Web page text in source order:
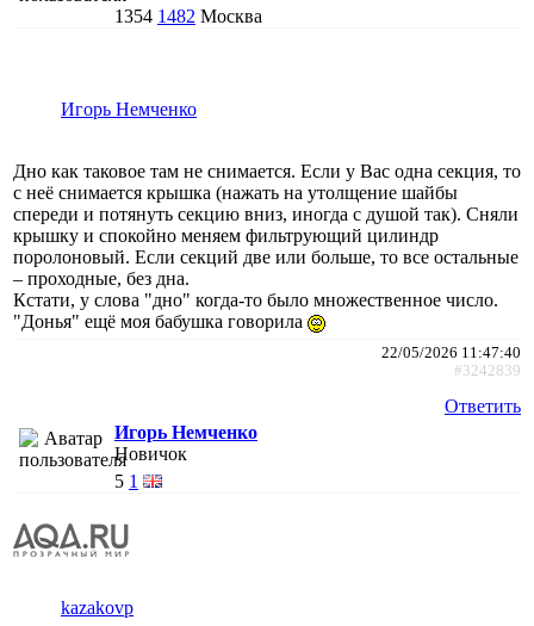
1354 1482 Москва
Игорь Немченко
Дно как таковое там не снимается. Если у Вас одна секция, то
с неё снимается крышка (нажать на утолщение шайбы
спереди и потянуть секцию вниз, иногда с душой так). Сняли
крышку и спокойно меняем фильтрующий цилиндр
поролоновый. Если секций две или больше, то все остальные
– проходные, без дна.
Кстати, у слова "дно" когда-то было множественное число.
"Донья" ещё моя бабушка говорила
22/05/2026 11:47:40
#3242839
Ответить
Игорь Немченко
Новичок
5 1
kazakovp